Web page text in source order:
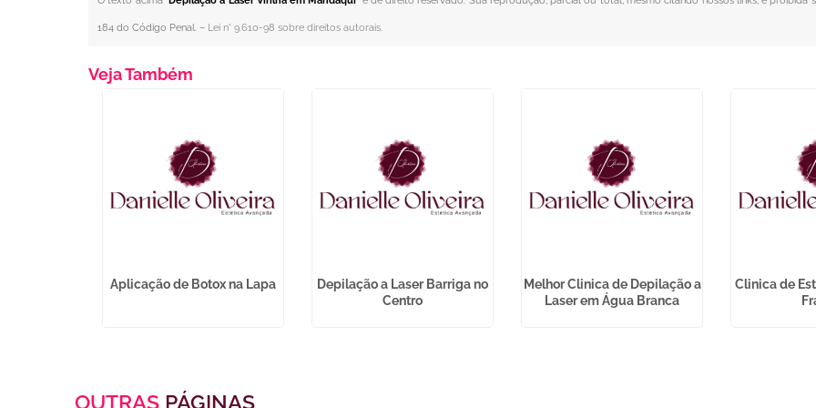
184 do Código Penal. – Lei n° 9.610-98 sobre direitos autorais.
Veja Também
Aplicação de Botox na Lapa
Depilação a Laser Barriga no
Centro
Melhor Clinica de Depilação a
Laser em Água Branca
Clinica de
OUTRAS PÁGINAS